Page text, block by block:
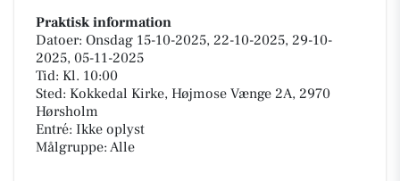
Praktisk information
Datoer: Onsdag 15-10-2025, 22-10-2025, 29-10-
2025, 05-11-2025
Tid: Kl. 10:00
Sted: Kokkedal Kirke, Højmose Vænge 2A, 2970
Hørsholm
Entré: Ikke oplyst
Målgruppe: Alle